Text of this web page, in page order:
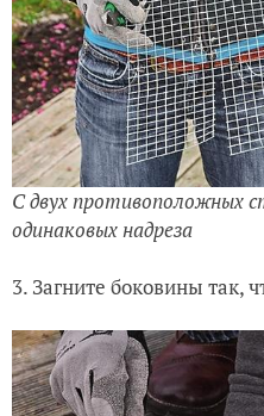
С двух противоположных
одинаковых надреза
3. Загните боковины так,